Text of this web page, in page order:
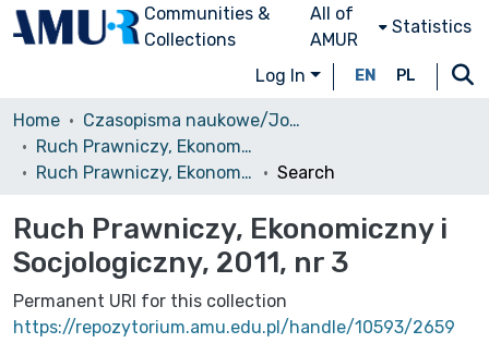
Communities &
Collections
All of
AMUR
Statistics
Log In EN PL
Home
Czasopisma naukowe/Journals
Ruch Prawniczy, Ekonomiczny i Socjologiczny
Ruch Prawniczy, Ekonomiczny i Socjologiczny, 2011, nr 3
Search
Ruch Prawniczy, Ekonomiczny i
Socjologiczny, 2011, nr 3
Permanent URI for this collection
https://repozytorium.amu.edu.pl/handle/10593/2659